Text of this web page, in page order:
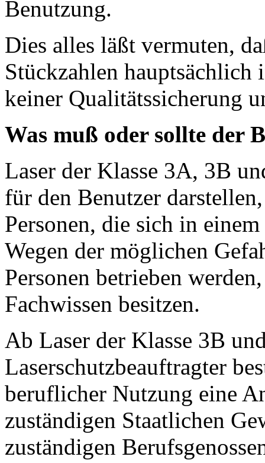
Benutzung.
Dies alles läßt vermuten,
Stückzahlen
keiner Qualitätssicherung
Was muß oder sollte der
Laser der Klasse 3A, 3B
für den Benutzer
Personen, die sich in
Wegen der möglichen
Personen betrieben
Fachwissen besitzen.
Ab Laser der Klasse 3B
Laserschutzbeauftragter
beruflicher Nutzung eine
zuständigen Staatlichen
zuständigen